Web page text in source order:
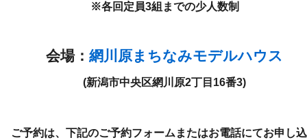
※各回定員3組までの少人数制
会場： 網川原まちなみモデルハウス
(新潟市中央区網川原2丁目16番3)
ご予約は、下記のご予約フォームまたはお電話にてお申し